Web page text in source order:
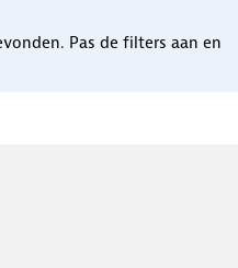
Pas de filters aan en